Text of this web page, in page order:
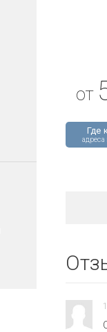
Где
адреса
от